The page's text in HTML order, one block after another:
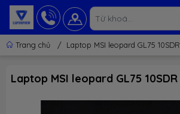
Trang chủ / Laptop MSI leopard GL75 10SDR
Laptop MSI leopard GL75 10SDR